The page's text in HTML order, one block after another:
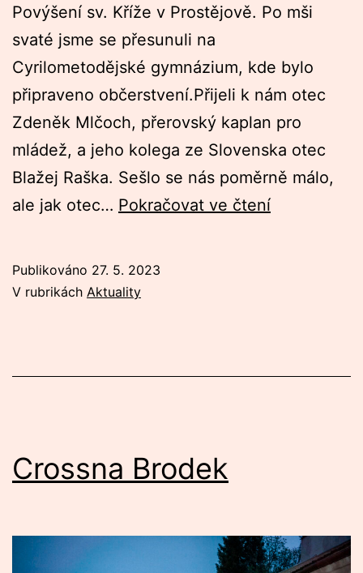
Povýšení sv. Kříže v Prostějově. Po mši
svaté jsme se přesunuli na
Cyrilometodějské gymnázium, kde bylo
připraveno občerstvení.Přijeli k nám otec
Zdeněk Mlčoch, přerovský kaplan pro
mládež, a jeho kolega ze Slovenska otec
Blažej Raška. Sešlo se nás poměrně málo,
ale jak otec… Pokračovat ve čteníSpolčo
Publikováno 27. 5. 2023
V rubrikách Aktuality
Crossna Brodek